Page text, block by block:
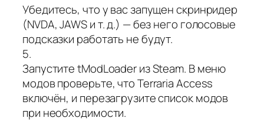
Убедитесь, что у вас запущен скринридер
(NVDA, JAWS и т. д.) — без него голосовые
подсказки работать не будут.
5.
Запустите tModLoader из Steam. В меню
модов проверьте, что Terraria Access
включён, и перезагрузите список модов
при необходимости.